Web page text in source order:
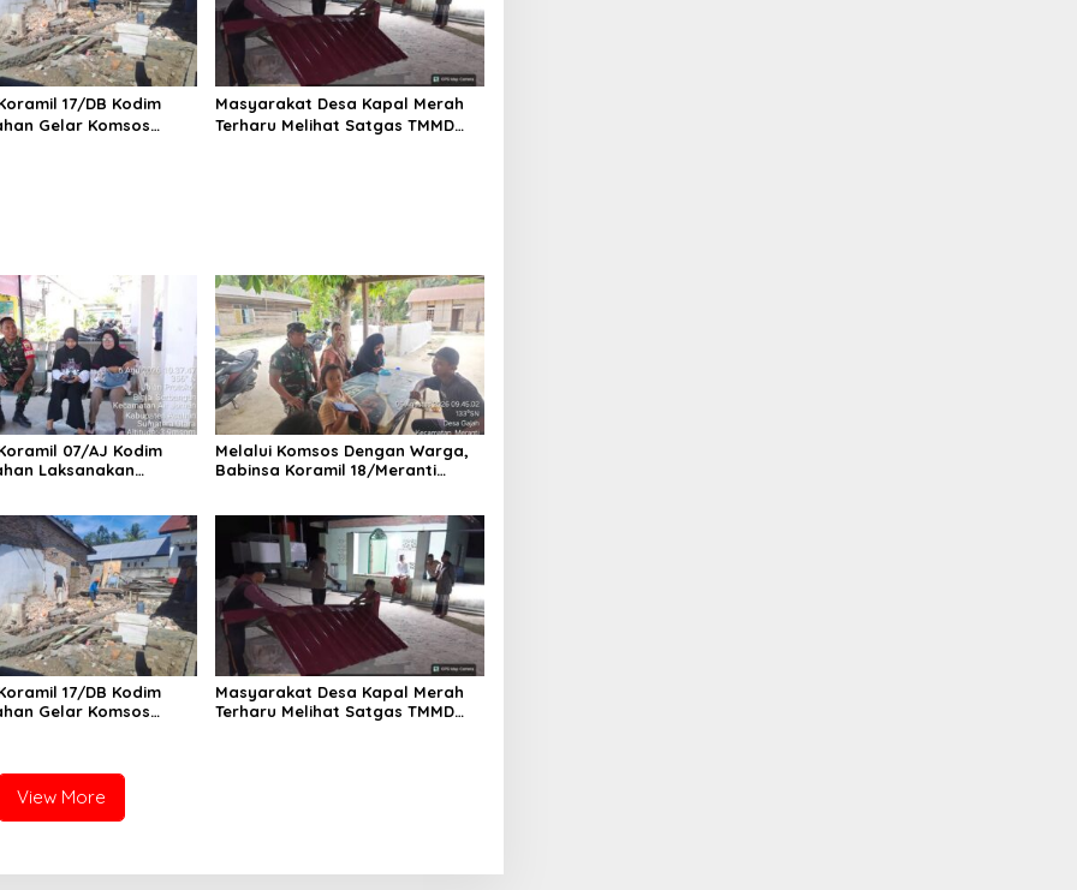
17/DB Kodim
Gelar Komsos
Masyarakat Desa Kapal Merah
Terharu Melihat Satgas TMMD
07/AJ Kodim
Laksanakan
Melalui Komsos Dengan Warga,
Babinsa Koramil 18/Meranti
17/DB Kodim
Gelar Komsos
Masyarakat Desa Kapal Merah
Terharu Melihat Satgas TMMD
View More